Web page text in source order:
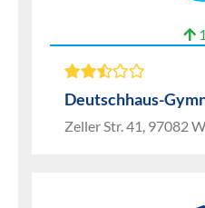
Deutschhaus-
Zeller Str. 41, 97082